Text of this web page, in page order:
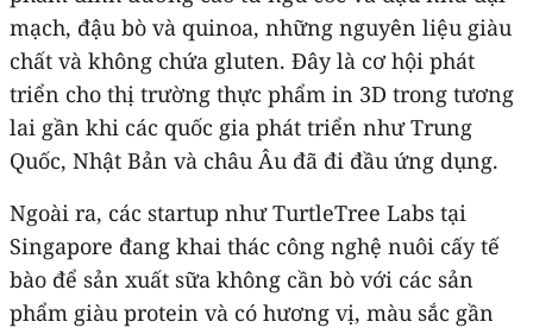
mạch, đậu bò và quinoa, những nguyên liệu giàu
chất và không chứa gluten. Đây là cơ hội phát
triển cho thị trường thực phẩm in 3D trong tương
lai gần khi các quốc gia phát triển như Trung
Quốc, Nhật Bản và châu Âu đã đi đầu ứng dụng.
Ngoài ra, các startup như TurtleTree Labs tại
Singapore đang khai thác công nghệ nuôi cấy tế
bào để sản xuất sữa không cần bò với các sản
phẩm giàu protein và có hương vị, màu sắc gần